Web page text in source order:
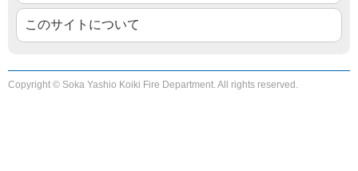
このサイトについて
Copyright © Soka Yashio Koiki Fire Department. All rights reserved.